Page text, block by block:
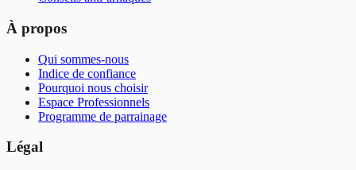
À propos
Qui sommes-nous
Indice de confiance
Pourquoi nous choisir
Espace Professionnels
Programme de parrainage
Légal